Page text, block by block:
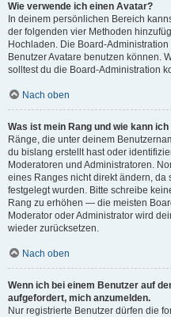
Wie verwende ich einen Avatar?
In deinem persönlichen Bereich
der folgenden vier Methoden
Hochladen. Die Board-
Benutzer Avatare benutzen können.
solltest du die Board-Administration
Nach oben
Was ist mein Rang und wie kann
Ränge, die unter deinem
du bislang erstellt hast oder
Moderatoren und Administratoren.
eines Ranges nicht direkt ändern, da
festgelegt wurden. Bitte schreibe
Rang zu erhöhen — die meisten
Moderator oder Administrator wird
wieder zurücksetzen.
Nach oben
Wenn ich bei einem Benutzer auf
aufgefordert, mich anzumelden.
Nur registrierte Benutzer dürfen die